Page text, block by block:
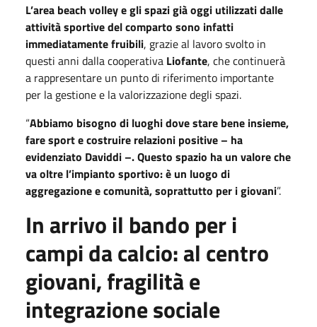
L’area beach volley e gli spazi già oggi utilizzati dalle
attività sportive del comparto sono infatti
immediatamente fruibili, grazie al lavoro svolto in
questi anni dalla cooperativa Liofante, che continuerà
a rappresentare un punto di riferimento importante
per la gestione e la valorizzazione degli spazi.
“Abbiamo bisogno di luoghi dove stare bene insieme,
fare sport e costruire relazioni positive – ha
evidenziato Daviddi –. Questo spazio ha un valore che
va oltre l’impianto sportivo: è un luogo di
aggregazione e comunità, soprattutto per i giovani”.
In arrivo il bando per i
campi da calcio: al centro
giovani, fragilità e
integrazione sociale